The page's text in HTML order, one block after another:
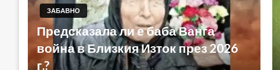
ЗАБАВНО
Предсказала ли е баба Ванга
война в Близкия Изток през 2026
г.?